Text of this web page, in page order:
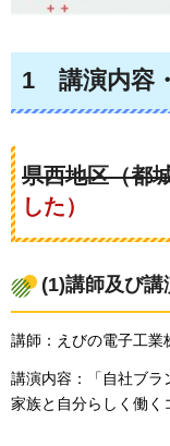
1 講演内容
県西地区（都
した）
(1)講師及び講
講師：えびの電子工業
講演内容：「自社ブラ
家族と自分らしく働く